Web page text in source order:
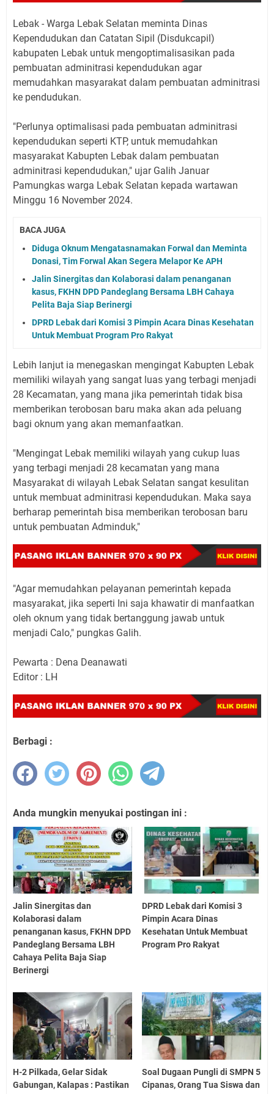
Lebak - Warga Lebak Selatan meminta Dinas
Kependudukan dan Catatan Sipil (Disdukcapil)
kabupaten Lebak untuk mengoptimalisasikan pada
pembuatan adminitrasi kependudukan agar
memudahkan masyarakat dalam pembuatan adminitrasi
ke pendudukan.
"Perlunya optimalisasi pada pembuatan adminitrasi
kependudukan seperti KTP, untuk memudahkan
masyarakat Kabupten Lebak dalam pembuatan
adminitrasi kependudukan," ujar Galih Januar
Pamungkas warga Lebak Selatan kepada wartawan
Minggu 16 November 2024.
BACA JUGA
Diduga Oknum Mengatasnamakan Forwal dan Meminta
Donasi, Tim Forwal Akan Segera Melapor Ke APH
Jalin Sinergitas dan Kolaborasi dalam penanganan
kasus, FKHN DPD Pandeglang Bersama LBH Cahaya
Pelita Baja Siap Berinergi
DPRD Lebak dari Komisi 3 Pimpin Acara Dinas Kesehatan
Untuk Membuat Program Pro Rakyat
Lebih lanjut ia menegaskan mengingat Kabupten Lebak
memiliki wilayah yang sangat luas yang terbagi menjadi
28 Kecamatan, yang mana jika pemerintah tidak bisa
memberikan terobosan baru maka akan ada peluang
bagi oknum yang akan memanfaatkan.
"Mengingat Lebak memiliki wilayah yang cukup luas
yang terbagi menjadi 28 kecamatan yang mana
Masyarakat di wilayah Lebak Selatan sangat kesulitan
untuk membuat adminitrasi kependudukan. Maka saya
berharap pemerintah bisa memberikan terobosan baru
untuk pembuatan Adminduk,"
"Agar memudahkan pelayanan pemerintah kepada
masyarakat, jika seperti Ini saja khawatir di manfaatkan
oleh oknum yang tidak bertanggung jawab untuk
menjadi Calo," pungkas Galih.
Pewarta : Dena Deanawati
Editor : LH
Berbagi :
Anda mungkin menyukai postingan ini :
Jalin Sinergitas dan
Kolaborasi dalam
penanganan kasus, FKHN DPD
Pandeglang Bersama LBH
Cahaya Pelita Baja Siap
Berinergi
DPRD Lebak dari Komisi 3
Pimpin Acara Dinas
Kesehatan Untuk Membuat
Program Pro Rakyat
H-2 Pilkada, Gelar Sidak
Gabungan, Kalapas : Pastikan
Soal Dugaan Pungli di SMPN 5
Cipanas, Orang Tua Siswa dan